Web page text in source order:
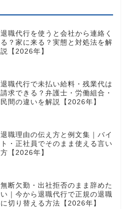
退職代行を使うと会社から連絡く
る？家に来る？実態と対処法を解
説【2026年】
退職代行で未払い給料・残業代は
請求できる？弁護士・労働組合・
民間の違いを解説【2026年】
退職理由の伝え方と例文集｜バイ
ト・正社員でそのまま使える言い
方【2026年】
無断欠勤・出社拒否のまま辞めた
い｜今から退職代行で正規の退職
に切り替える方法【2026年】